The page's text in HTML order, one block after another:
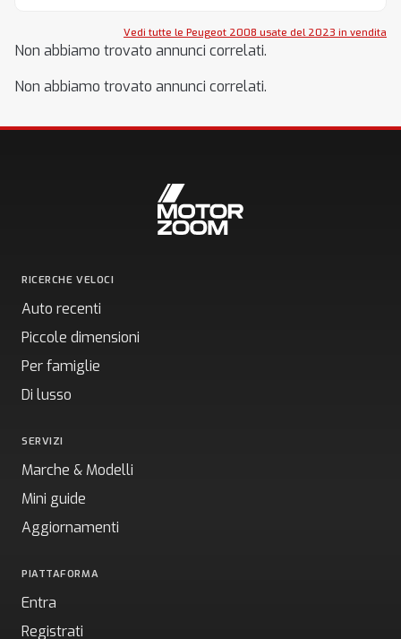
Vedi tutte le Peugeot 2008 usate del 2023 in vendita
Non abbiamo trovato annunci correlati.
Non abbiamo trovato annunci correlati.
RICERCHE VELOCI
Auto recenti
Piccole dimensioni
Per famiglie
Di lusso
SERVIZI
Marche & Modelli
Mini guide
Aggiornamenti
PIATTAFORMA
Entra
Registrati